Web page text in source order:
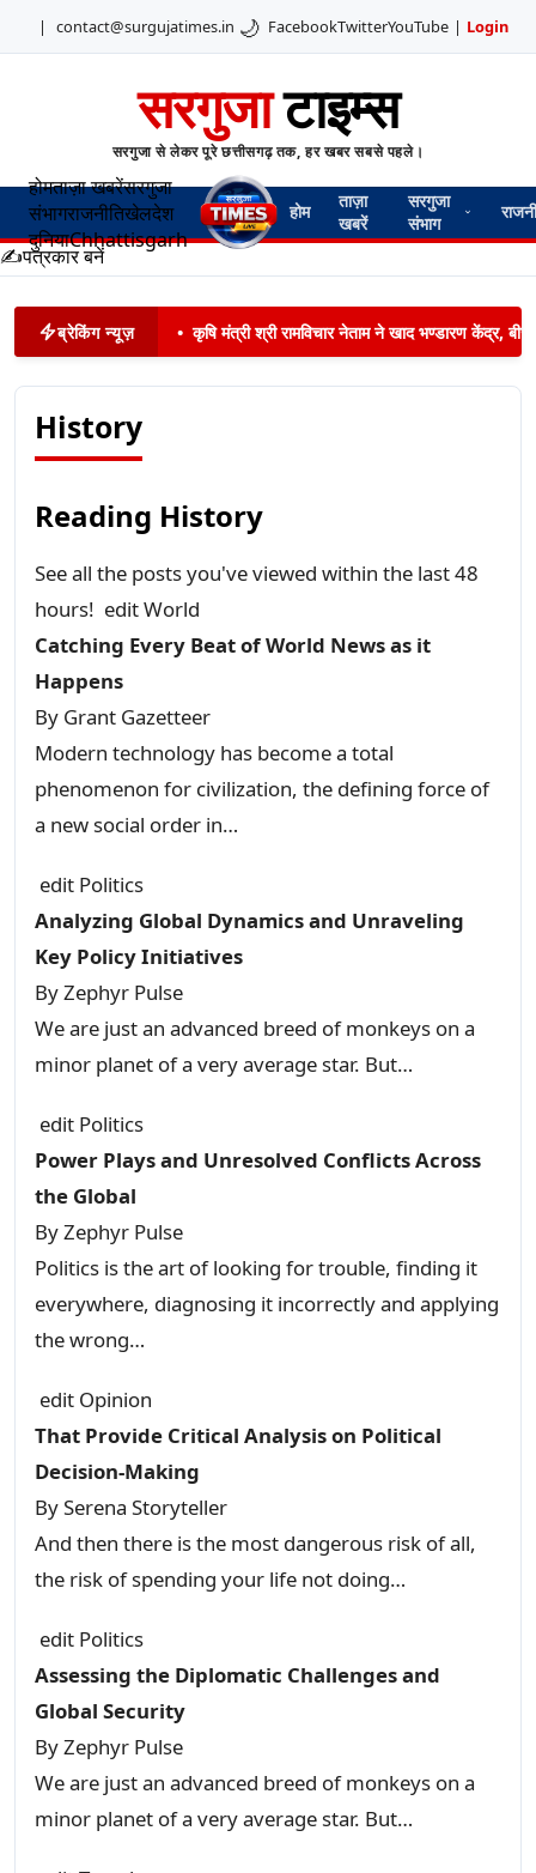
| contact@surgujatimes.in 🌙 FacebookTwitterYouTube | Login
सरगुजाटाइम्स
सरगुजा से लेकर पूरे छत्तीसगढ़ तक, हर खबर सबसे पहले।
होमताज़ा खबरेंसरगुजा
संभागराजनीतिखेलदेश
दुनियाChhattisgarh
होम
ताज़ा
खबरें
सरगुजा
संभाग
✍️पत्रकार बनें
ब्रेकिंग न्यूज़ • कृषि मंत्री श्री रामविचार नेताम ने खाद भण्डारण केंद्र,
History
Reading History
See all the posts you've viewed within the last 48
hours! editWorld
Catching Every Beat of World News as it
Happens
By Grant Gazetteer
Modern technology has become a total
phenomenon for civilization, the defining force of
a new social order in…
edit Politics
Analyzing Global Dynamics and Unraveling
Key Policy Initiatives
ByZephyr Pulse
We are just an advanced breed of monkeys on a
minor planet of a very average star. But…
edit Politics
Power Plays and Unresolved Conflicts Across
the Global
ByZephyr Pulse
Politics is the art of looking for trouble, finding it
everywhere, diagnosing it incorrectly and applying
the wrong…
edit Opinion
That Provide Critical Analysis on Political
Decision-Making
BySerena Storyteller
And then there is the most dangerous risk of all,
the risk of spending your life not doing…
edit Politics
Assessing the Diplomatic Challenges and
Global Security
ByZephyr Pulse
We are just an advanced breed of monkeys on a
minor planet of a very average star. But…